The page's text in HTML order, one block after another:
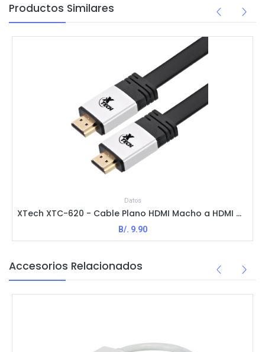
Productos Similares
Datos
XTech XTC-620 - Cable Plano HDMI Macho a HDMI Macho / M-M / 3m / Negro
B/. 9.90
Accesorios Relacionados